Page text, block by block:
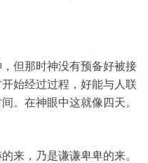
但那时神没有预备好被接
始经过过程，好能与人联
。在神眼中这就像四天。
来，乃是谦谦卑卑的来。